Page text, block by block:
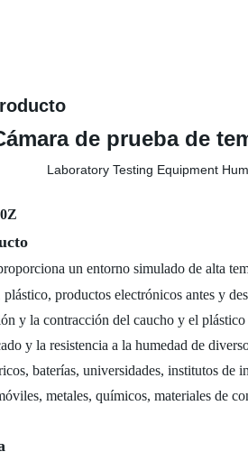
de prueba de
un entorno simulado de alta
productos electrónicos antes y
y la contracción del caucho y el
y la resistencia a la humedad de
baterías, universidades, institutos
metales, químicos, materiales de